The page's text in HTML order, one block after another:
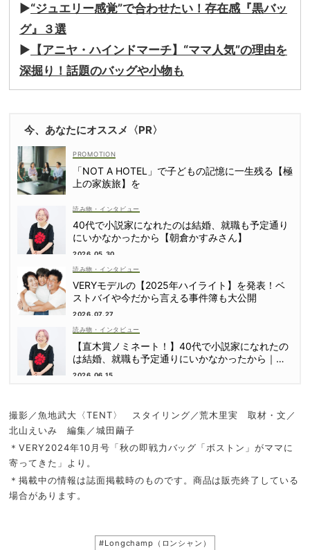
▶︎“ジュエリー感覚”で合わせたい！存在感『黒バッ
グ』３選
▶︎ 【アニヤ・ハインドマーチ】“ママ人気”の理由を
深掘り！話題のバッグや小物も
今、あなたにオススメ〈PR〉
「NOT A HOTEL」で子どもの記憶に一生残る【極
上の家族旅】を
読み物・インタビュー
40代で小説家になれたのは結婚、就職も予定通り
にいかなかったから【朝倉かすみさん】
2026.05.30
読み物・インタビュー
VERYモデルの【2025年ハイライト】を発表！ベ
ストバイや今だから言える事件簿も大公開
2026.07.27
読み物・インタビュー
【直木賞ノミネート！】40代で小説家になれたの
は結婚、就職も予定通りにいかなかったから｜朝
倉かすみさん
2026.06.15
撮影／魚地武大〈TENT〉 スタイリング／荒木里実 取材・文／
北山えいみ 編集／城田繭子
＊VERY2024年10月号「秋の即戦力バッグ「ボストン」がママに
寄ってきた」より。
＊掲載中の情報は誌面掲載時のものです。商品は販売終了している
場合があります。
#Longchamp（ロンシャン）